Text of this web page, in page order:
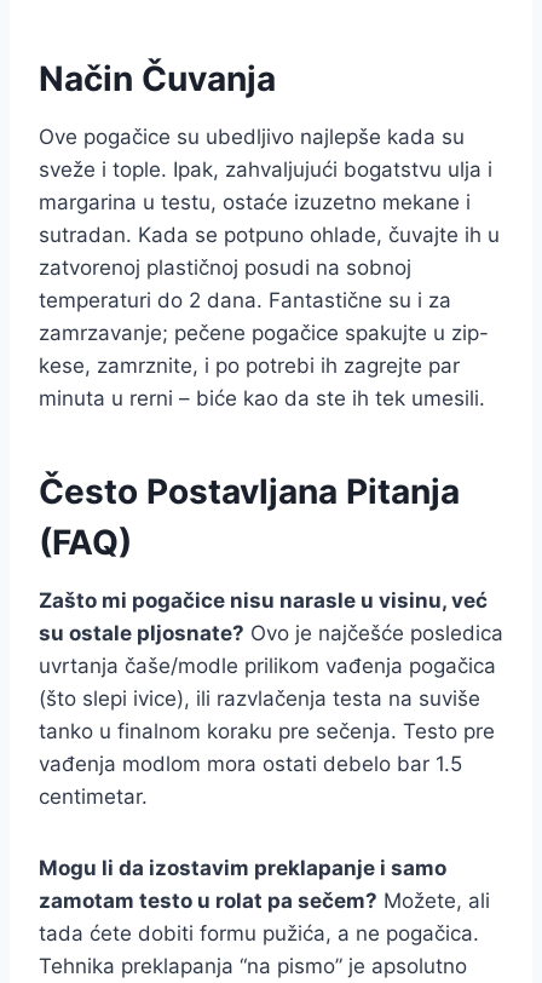
Način Čuvanja
Ove pogačice su ubedljivo najlepše kada su
sveže i tople. Ipak, zahvaljujući bogatstvu ulja i
margarina u testu, ostaće izuzetno mekane i
sutradan. Kada se potpuno ohlade, čuvajte ih u
zatvorenoj plastičnoj posudi na sobnoj
temperaturi do 2 dana. Fantastične su i za
zamrzavanje; pečene pogačice spakujte u zip-
kese, zamrznite, i po potrebi ih zagrejte par
minuta u rerni – biće kao da ste ih tek umesili.
Često Postavljana Pitanja
(FAQ)
Zašto mi pogačice nisu narasle u visinu, već
su ostale pljosnate? Ovo je najčešće posledica
uvrtanja čaše/modle prilikom vađenja pogačica
(što slepi ivice), ili razvlačenja testa na suviše
tanko u finalnom koraku pre sečenja. Testo pre
vađenja modlom mora ostati debelo bar 1.5
centimetar.
Mogu li da izostavim preklapanje i samo
zamotam testo u rolat pa sečem? Možete, ali
tada ćete dobiti formu pužića, a ne pogačica.
Tehnika preklapanja “na pismo” je apsolutno